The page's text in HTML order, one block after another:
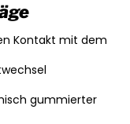
Kontakt mit dem
gummierter